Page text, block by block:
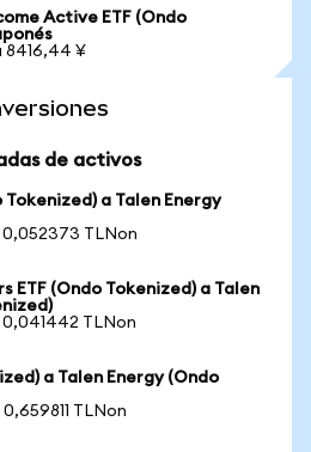
Active ETF (Ondo
8416,44 ¥
de activos
Tokenized) a Talen Energy
0,052373 TLNon
ETF (Ondo Tokenized) a Talen
0,041442 TLNon
a Talen Energy (Ondo
TLNon